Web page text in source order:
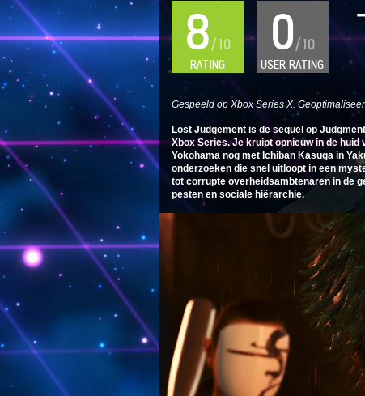
RATING
8/10
USER RATING
0/10
Gespeeld op Xbox Series X.
Lost Judgement is de sequel op
Xbox Series. Je kruipt opnieuw in de
Yokohama nog met Ichiban Kasuga in
onderzoeken die snel uitloopt in een
tot corrupte overheidsambtenaren in de
pesten en sociale hiërarchie.